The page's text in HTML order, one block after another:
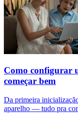
Como configurar
começar bem
Da primeira
aparelho — tudo pra